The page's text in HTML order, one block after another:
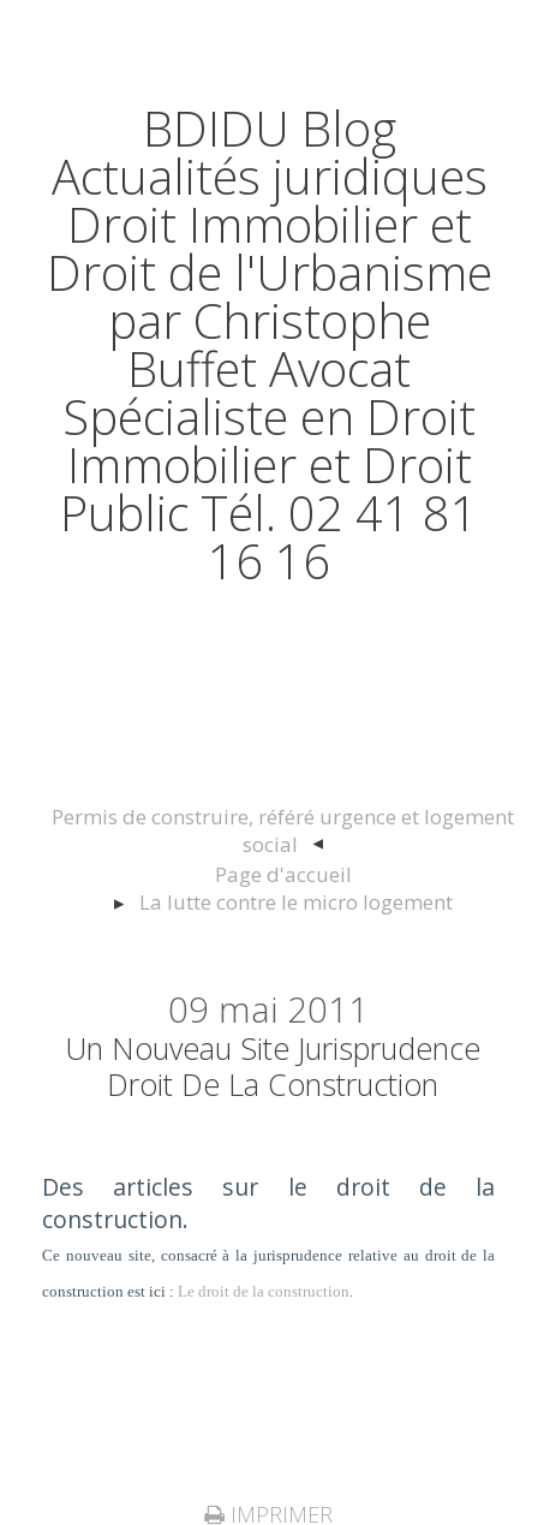
BDIDU Blog
Actualités juridiques
Droit Immobilier et
Droit de l'Urbanisme
par Christophe
Buffet Avocat
Spécialiste en Droit
Immobilier et Droit
Public Tél. 02 41 81
16 16
Permis de construire, référé urgence et logement
social
Page d'accueil
La lutte contre le micro logement
09 mai 2011
Un Nouveau Site Jurisprudence
Droit De La Construction
Des articles sur le droit de la
construction.
Ce nouveau site, consacré à la jurisprudence relative au droit de la
construction est ici : Le droit de la construction.
IMPRIMER